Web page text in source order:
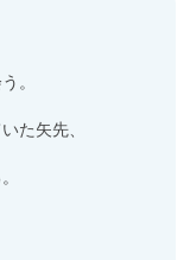
。
た矢先、